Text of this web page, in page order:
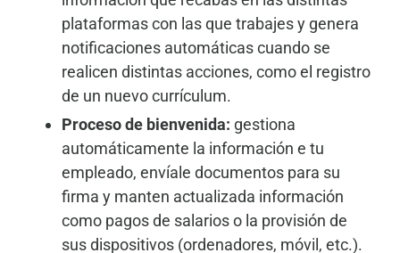
plataformas con las que trabajes y genera
notificaciones automáticas cuando se
realicen distintas acciones, como el registro
de un nuevo currículum.
Proceso de bienvenida: gestiona
automáticamente la información e tu
empleado, envíale documentos para su
firma y manten actualizada información
como pagos de salarios o la provisión de
sus dispositivos (ordenadores, móvil, etc.).